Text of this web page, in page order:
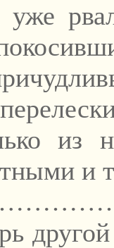
уже
из
и